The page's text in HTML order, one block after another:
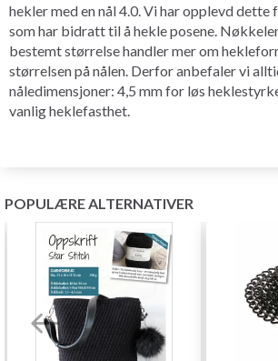
hekler med en nål 4.0. Vi har opplevd dette
som har bidratt til å hekle posene.
bestemt størrelse handler mer om
størrelsen på nålen. Derfor anbefaler vi
nåledimensjoner: 4,5 mm for løs
vanlig heklefasthet.
POPULÆRE ALTERNATIVER